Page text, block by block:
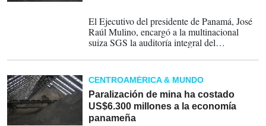
El Ejecutivo del presidente de Panamá, José
Raúl Mulino, encargó a la multinacional
suiza SGS la auditoría integral del
Quantum, que cesó operaciones después de
que el Supremo declarara en noviembre de
2023 inconstitucional su contrato de
concesión.
CENTROAMÉRICA & MUNDO
Paralización de mina ha costado
US$6.300 millones a la economía
panameña